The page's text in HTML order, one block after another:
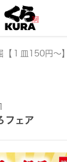
【１皿150円～】
フェア